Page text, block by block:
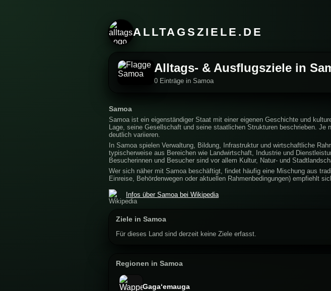
ALLTAGSZIELE.DE
Alltags- & Ausflugsziele in
0 Einträge in Samoa
Samoa
Samoa ist ein eigenständiger Staat mit einer eigenen Geschichte und
Lage, seine Gesellschaft und seine staatlichen Strukturen beschrieben. Je
deutlich variieren.
In Samoa spielen Verwaltung, Bildung, Infrastruktur und wirtschaftliche
typischerweise aus Bereichen wie Landwirtschaft, Industrie und
Besucherinnen und Besucher sind vor allem Kultur, Natur- und
Wer sich näher mit Samoa beschäftigt, findet häufig eine Mischung aus
Einreise, Behördenwegen oder aktuellen Rahmenbedingungen) empfiehlt
Infos über Samoa bei Wikipedia
Ziele in Samoa
Für dieses Land sind derzeit keine Ziele erfasst.
Regionen in Samoa
Gagaʻemauga